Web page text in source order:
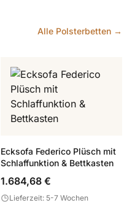
Alle Polsterbetten →
Ecksofa Federico Plüsch mit
Schlaffunktion & Bettkasten
1.684,68 €
Lieferzeit: 5-7 Wochen